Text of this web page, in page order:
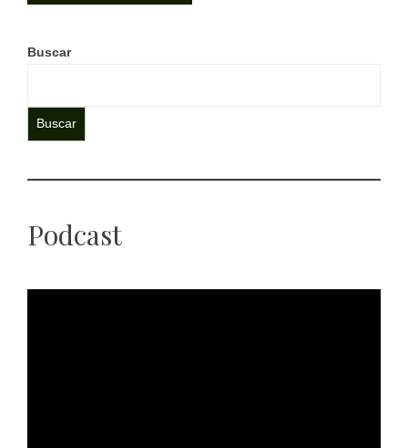
Buscar
Buscar
Podcast